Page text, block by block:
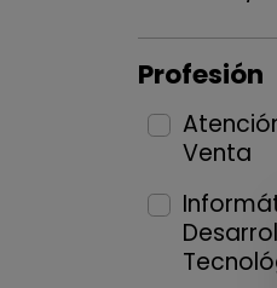
Profesión
Venta